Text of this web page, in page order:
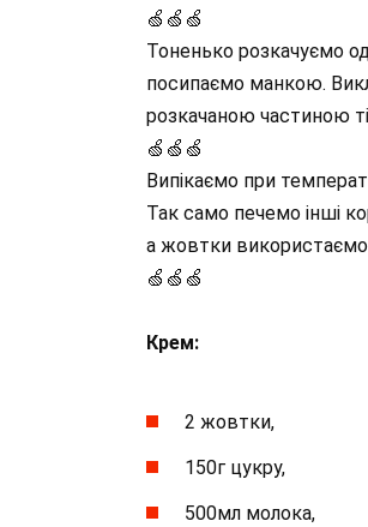
🍏🍏🍏
Тоненько розкачуємо
посипаємо манкою.
розкачаною частиною
🍏🍏🍏
Випікаємо при
Так само печемо інші
а жовтки
🍏🍏🍏
Крем:
2 жовтки,
150г цукру,
500мл молока,